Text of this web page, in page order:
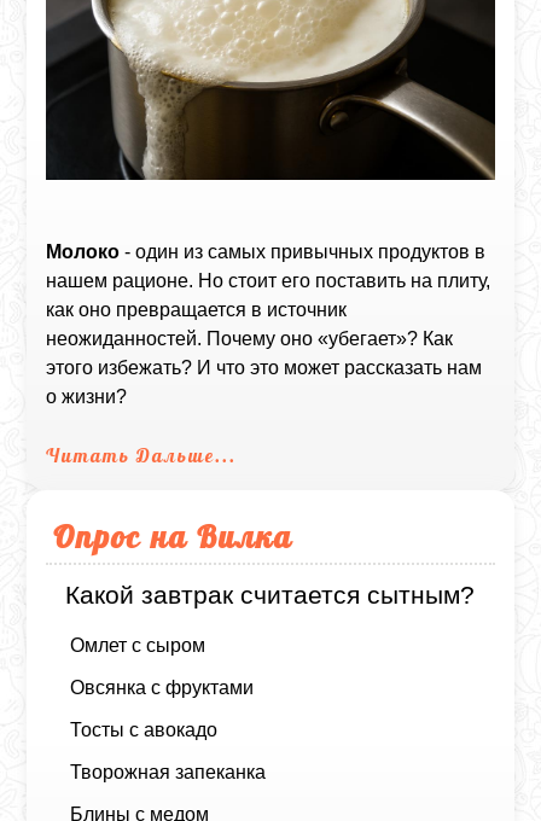
Молоко - один из самых привычных продуктов в
нашем рационе. Но стоит его поставить на плиту,
как оно превращается в источник
неожиданностей. Почему оно «убегает»? Как
этого избежать? И что это может рассказать нам
о жизни?
Читать Дальше...
Опрос на Вилка
Какой завтрак считается сытным?
Омлет с сыром
Овсянка с фруктами
Тосты с авокадо
Творожная запеканка
Блины с медом